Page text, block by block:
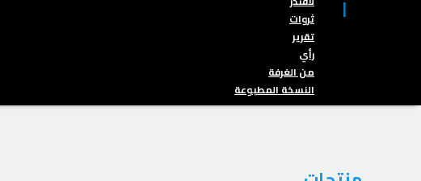
ثروات
تقرير
رأي
من الغرفة
النسخة المطبوعة